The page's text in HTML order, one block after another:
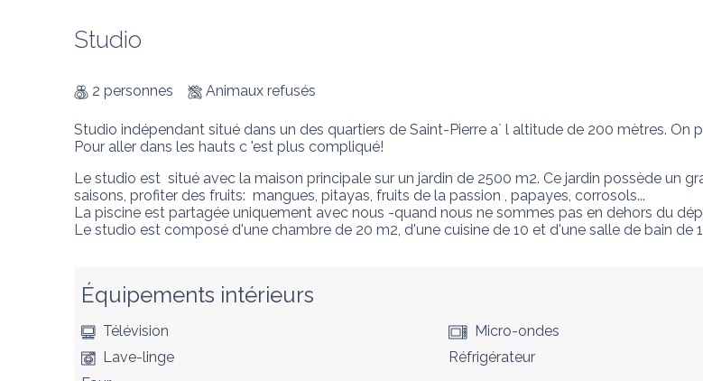
Studio
2 personnes Animaux refusés
Studio indépendant situé dans un des quartiers de Saint-Pierre a` l altitude de 200 mètres.
Pour aller dans les hauts c 'est plus compliqué!
Le studio est  situé avec la maison principale sur un jardin de 2500 m2. Ce jardin possède un
saisons, profiter des fruits:  mangues, pitayas, fruits de la passion , papayes, corrosols...
La piscine est partagée uniquement avec nous -quand nous ne sommes pas en dehors du
Le studio est composé d'une chambre de 20 m2, d'une cuisine de 10 et d'une salle de bain de
Équipements intérieurs
Télévision
Micro-ondes
Lave-linge
Réfrigérateur